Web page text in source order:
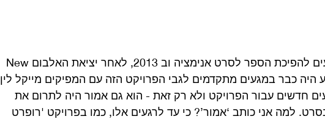
היה כבר במגעים מתקדמים לגבי הפרויקט הזה עם המפיקים מייקל לין
שיי. הוא כתב 7-8 קטעים חדשים עבור הפרויקט ולא רק זאת - הוא גם אמור היה לתרום את
למה אני כותב ‘אמור’? כי עד לרגעים אלו, כמו בפרויקט 'רופרט